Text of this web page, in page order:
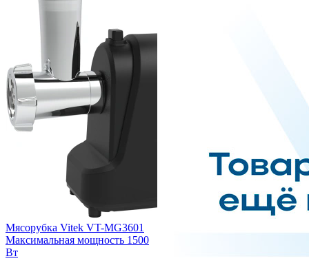
Мясорубка Vitek VT-MG3601
Максимальная мощность 1500
Вт